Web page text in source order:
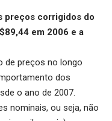
preços corrigidos do
em 2006 e a
de preços no longo
dos
o ano de 2007.
nominais, ou seja, não